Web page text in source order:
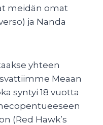
meidän omat
ja Nanda
yhteen
Meaan
syntyi 18 vuotta
(Red Hawk’s